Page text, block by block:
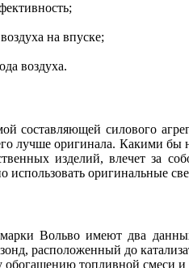
на впуске;
воздуха.
составляющей силового
лучше оригинала. Какими бы
изделий, влечет за
использовать оригинальные
Вольво имеют два
расположенный до
обогащению топливной смеси